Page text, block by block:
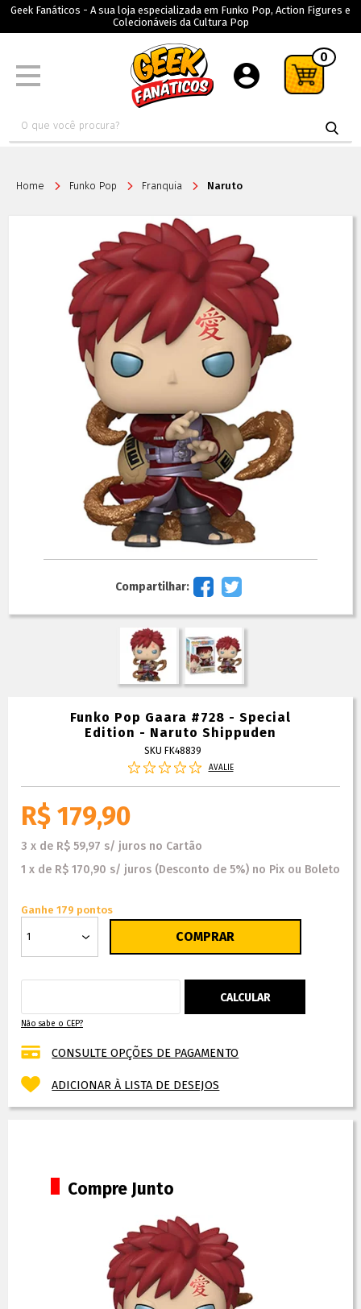
Geek Fanáticos - A sua loja especializada em Funko Pop, Action Figures e
Colecionáveis da Cultura Pop
0
Home Funko Pop Franquia Naruto
Compartilhar:
Funko Pop Gaara #728 - Special
Edition - Naruto Shippuden
SKU FK48839
AVALIE
R$ 179,90
3 x de R$ 59,97 s/ juros no Cartão
1 x de R$ 170,90 s/ juros (Desconto de 5%) no Pix ou Boleto
Ganhe 179 pontos
Não sabe o CEP?
CONSULTE OPÇÕES DE PAGAMENTO
ADICIONAR À LISTA DE DESEJOS
Compre Junto